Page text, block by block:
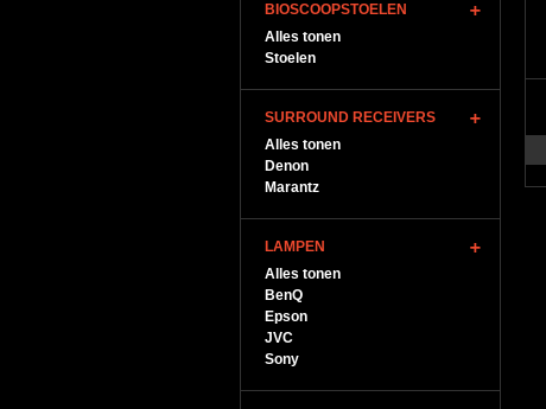
BIOSCOOPSTOELEN
Alles tonen
Stoelen
SURROUND RECEIVERS
Alles tonen
Denon
Marantz
LAMPEN
Alles tonen
BenQ
Epson
JVC
Sony